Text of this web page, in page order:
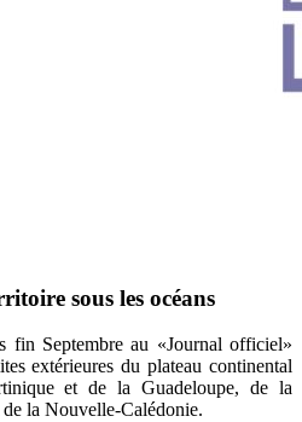
sous les océans
fin Septembre au «Journal officiel»
extérieures du plateau continental
et de la Guadeloupe, de la
la Nouvelle-Calédonie.